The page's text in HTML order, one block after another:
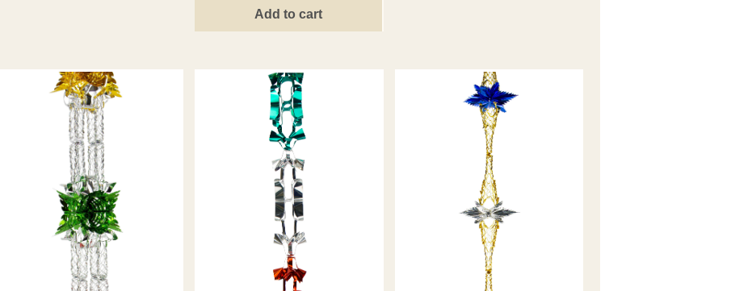
Add to cart